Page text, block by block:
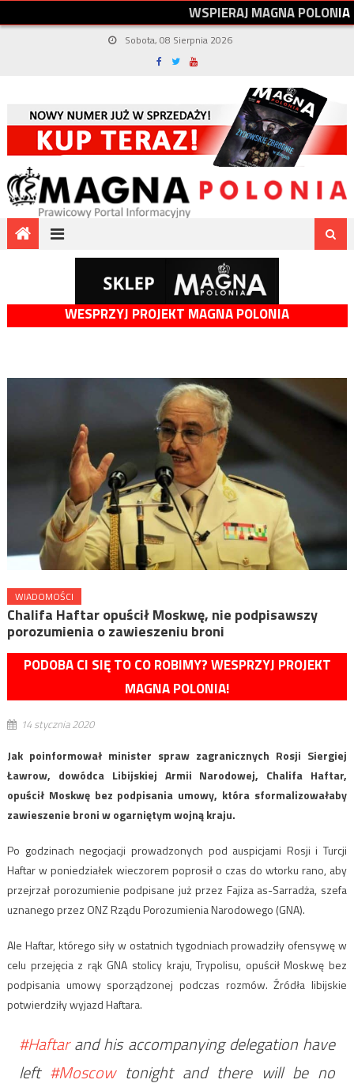
WSPIERAJMAGNAPOLONIA
Sobota, 08 Sierpnia 2026
WESPRZYJ PROJEKT MAGNA POLONIA
WIADOMOŚCI
Chalifa Haftar opuścił Moskwę, nie podpisawszy
porozumienia o zawieszeniu broni
PODOBA CI SIĘ TO CO ROBIMY? WESPRZYJ PROJEKT
MAGNA POLONIA!
14 stycznia 2020
Jak poinformował minister spraw zagranicznych Rosji Siergiej
Ławrow, dowódca Libijskiej Armii Narodowej, Chalifa Haftar,
opuścił Moskwę bez podpisania umowy, która sformalizowałaby
zawieszenie broni w ogarniętym wojną kraju.
Po godzinach negocjacji prowadzonych pod auspicjami Rosji i Turcji
Haftar w poniedziałek wieczorem poprosił o czas do wtorku rano, aby
przejrzał porozumienie podpisane już przez Fajiza as-Sarradża, szefa
uznanego przez ONZ Rządu Porozumienia Narodowego (GNA).
Ale Haftar, którego siły w ostatnich tygodniach prowadziły ofensywę w
celu przejęcia z rąk GNA stolicy kraju, Trypolisu, opuścił Moskwę bez
podpisania umowy sporządzonej podczas rozmów. Źródła libijskie
potwierdziły wyjazd Haftara.
#Haftarand his accompanying delegation have
left #Moscowtonight and there will be no